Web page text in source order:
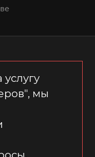
мы